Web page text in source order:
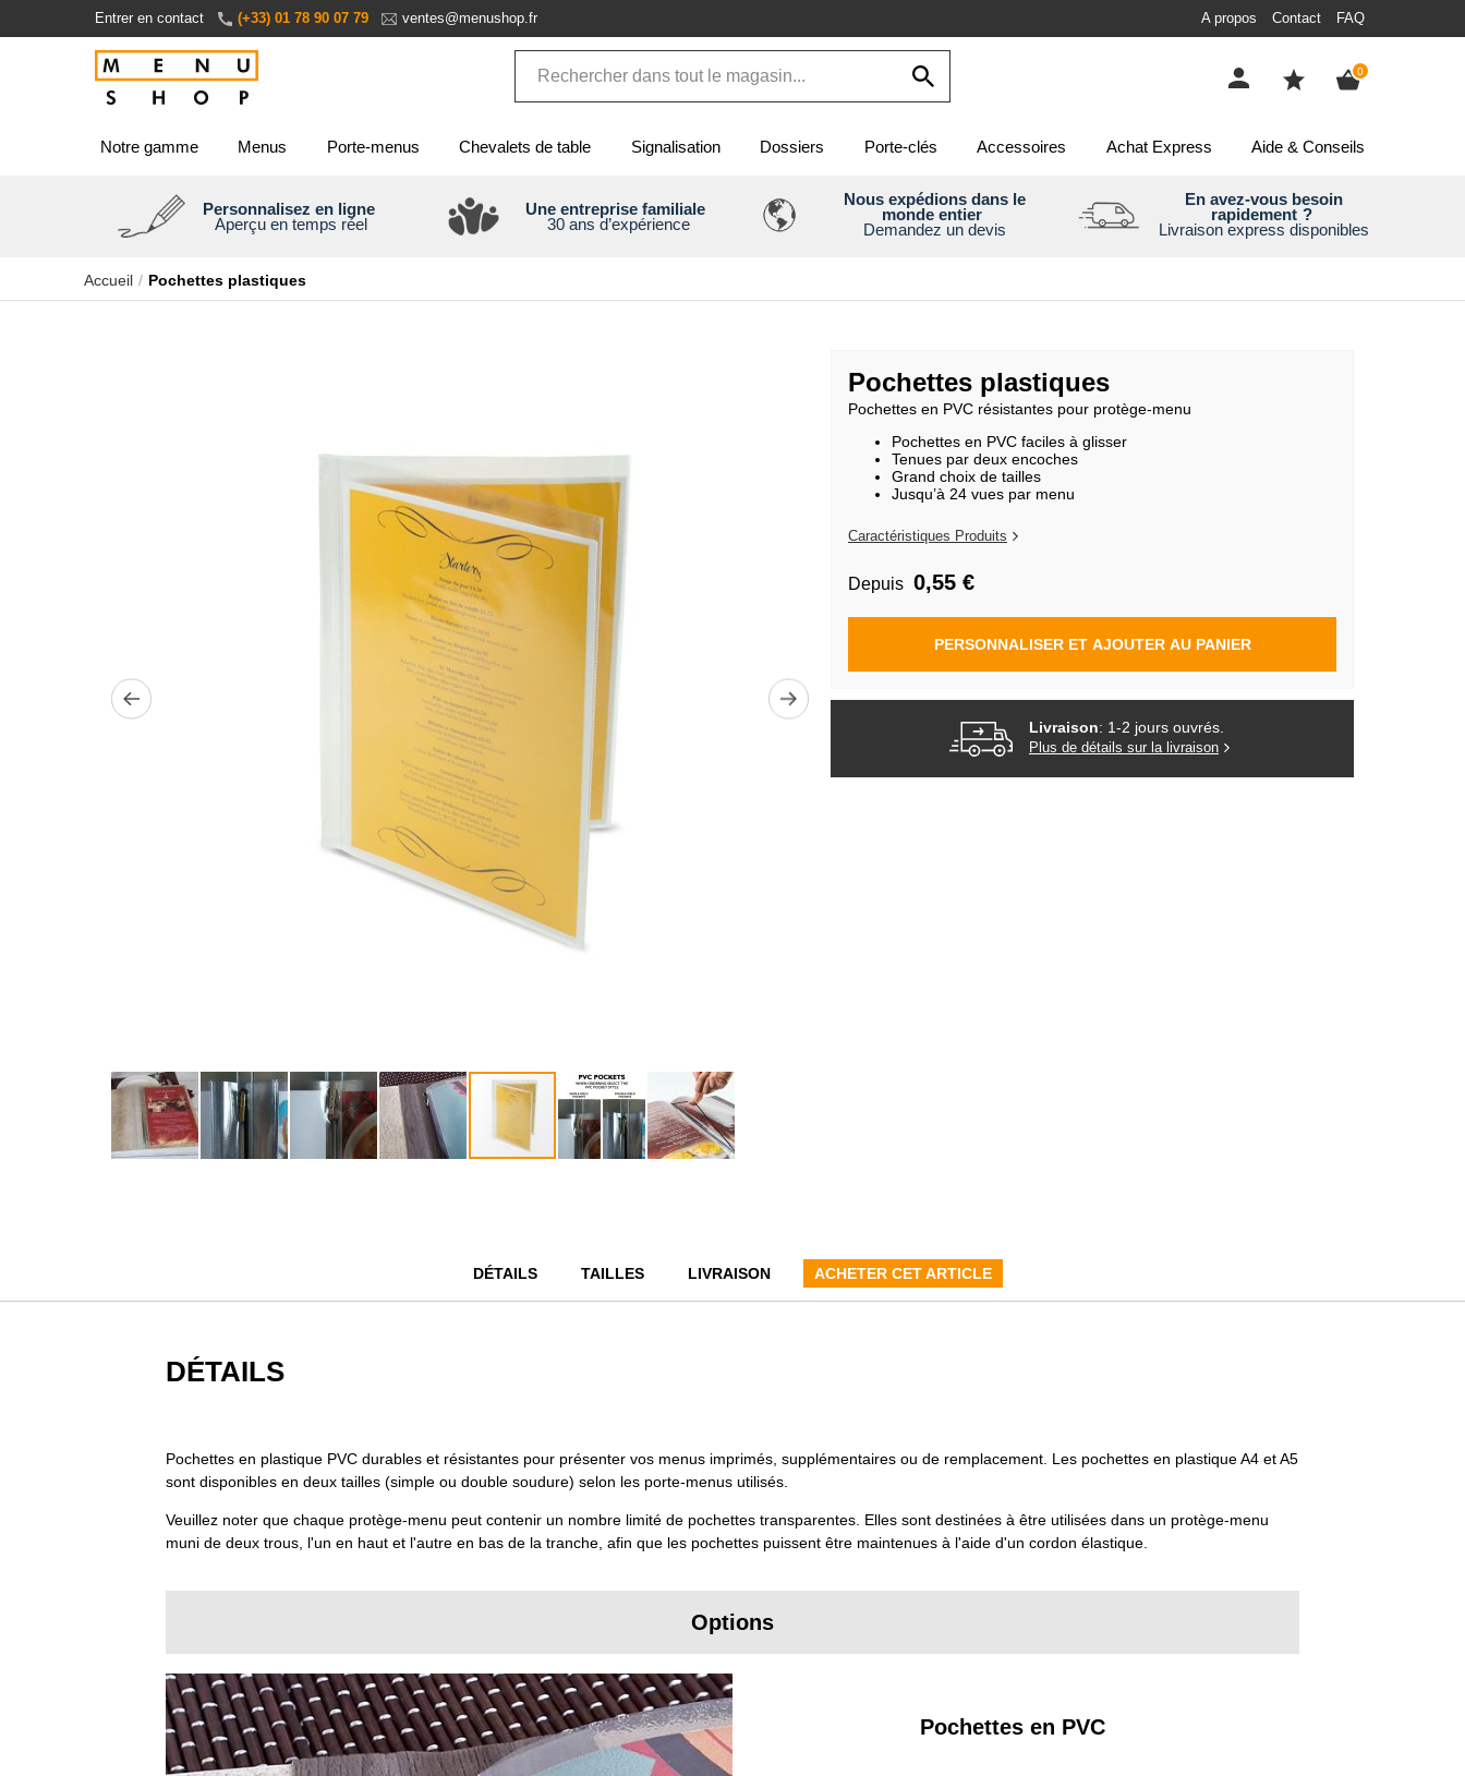
contenu
Entrer en contact (+33) 01 78 90 07 79 ventes@menushop.fr A propos Contact FAQ
0items
Notre gamme Menus Porte-menus Chevalets de table Signalisation Dossiers Porte-clés Accessoires Achat Express Aide & Conseils
Personnalisez en ligne
Aperçu en temps réel
Une entreprise familiale
30 ans d’expérience
Nous expédions dans le
monde entier
Demandez un devis
En avez-vous besoin
rapidement ?
Livraison express disponibles
Accueil Pochettes plastiques
d’images
Pochettes plastiques
Pochettes en PVC résistantes pour protège-menu
Pochettes en PVC faciles à glisser
Tenues par deux encoches
Grand choix de tailles
Jusqu’à 24 vues par menu
Caractéristiques Produits
Depuis 0,55 €
PERSONNALISER ET AJOUTER AU PANIER
Livraison: 1-2 jours ouvrés.
Plus de détails sur la livraison
DÉTAILS TAILLES LIVRAISON ACHETER CET ARTICLE
DÉTAILS
Pochettes en plastique PVC durables et résistantes pour présenter vos menus imprimés, supplémentaires ou de remplacement. Les pochettes en plastique A4 et A5
sont disponibles en deux tailles (simple ou double soudure) selon les porte-menus utilisés.
Veuillez noter que chaque protège-menu peut contenir un nombre limité de pochettes transparentes. Elles sont destinées à être utilisées dans un protège-menu
muni de deux trous, l'un en haut et l'autre en bas de la tranche, afin que les pochettes puissent être maintenues à l'aide d'un cordon élastique.
Options
Pochettes en PVC